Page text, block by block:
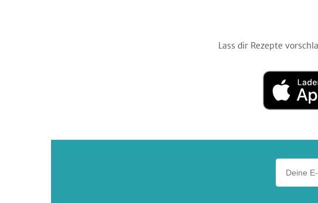
Lass dir Rezepte
Laden
im
App